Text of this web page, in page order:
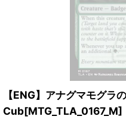
【ENG】アナグマモグ
Cub[MTG_TLA_0167_M]